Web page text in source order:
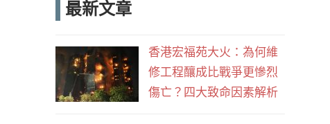
e
o
o
k
d
最新文章
香港宏福苑大火：為何維
修工程釀成比戰爭更慘烈
傷亡？四大致命因素解析